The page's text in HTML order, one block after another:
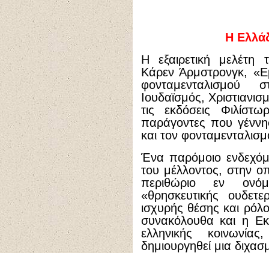
Η
Η εξαιρετική μελέτη
Κάρεν Άρμστρονγκ,
φονταμενταλισμού
Ιουδαϊσμός,
τις εκδόσεις
παράγοντες που
και τον
Ένα παρόμοιο
του μέλλοντος, στην
περιθώριο εν
«θρησκευτικής
ισχυρής θέσης και
συνακόλουθα και η
ελληνικής
δημιουργηθεί μια